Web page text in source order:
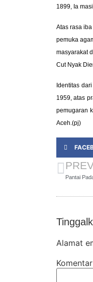
1899, Ia
Atas rasa
pemuka
masyarakat
Cut Nyak
Identitas
1959, atas
pemugaran
Aceh.(pj)
Pantai
Alamat
Komentar